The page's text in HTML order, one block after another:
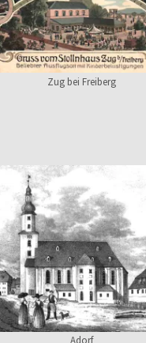
Zug bei Freiberg
Adorf